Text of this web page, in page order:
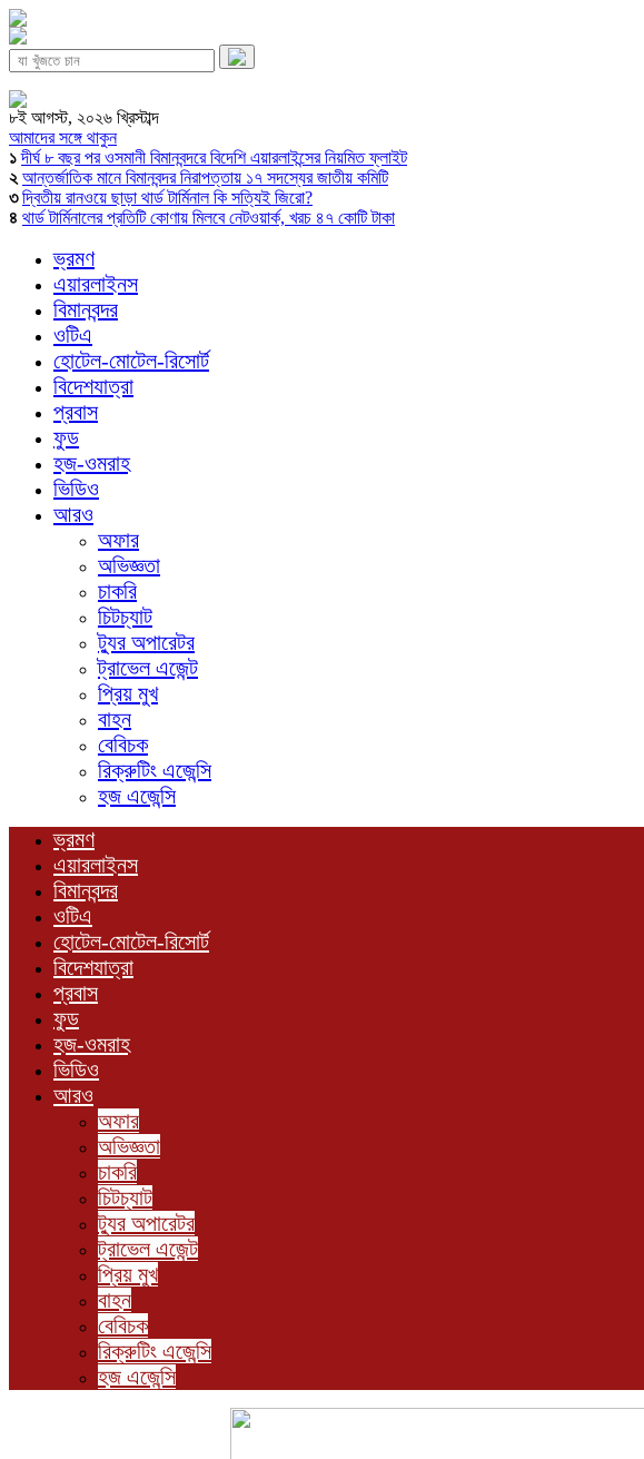
৮ই আগস্ট, ২০২৬ খ্রিস্টাব্দ
আমাদের সঙ্গে থাকুন
১ দীর্ঘ ৮ বছর পর ওসমানী বিমানবন্দরে বিদেশি এয়ারলাইন্সের নিয়মিত ফ্লাইট
২ আন্তর্জাতিক মানে বিমানবন্দর নিরাপত্তায় ১৭ সদস্যের জাতীয় কমিটি
৩ দ্বিতীয় রানওয়ে ছাড়া থার্ড টার্মিনাল কি সত্যিই জিরো?
৪ থার্ড টার্মিনালের প্রতিটি কোণায় মিলবে নেটওয়ার্ক, খরচ ৪৭ কোটি টাকা
ভ্রমণ
এয়ারলাইনস
বিমানবন্দর
ওটিএ
হোটেল-মোটেল-রিসোর্ট
বিদেশযাত্রা
প্রবাস
ফুড
হজ-ওমরাহ
ভিডিও
আরও
অফার
অভিজ্ঞতা
চাকরি
চিটচ্যাট
ট্যুর অপারেটর
ট্রাভেল এজেন্ট
প্রিয় মুখ
বাহন
বেবিচক
রিক্রুটিং এজেন্সি
হজ এজেন্সি
ভ্রমণ
এয়ারলাইনস
বিমানবন্দর
ওটিএ
হোটেল-মোটেল-রিসোর্ট
বিদেশযাত্রা
প্রবাস
ফুড
হজ-ওমরাহ
ভিডিও
আরও
অফার
অভিজ্ঞতা
চাকরি
চিটচ্যাট
ট্যুর অপারেটর
ট্রাভেল এজেন্ট
প্রিয় মুখ
বাহন
বেবিচক
রিক্রুটিং এজেন্সি
হজ এজেন্সি